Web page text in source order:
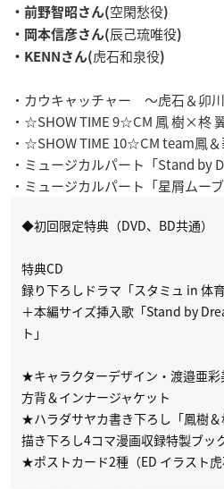
・前野智昭さん(空閑愁役)
・岡本信彦さん(辰己琉唯役)
・KENNさん(虎石和泉役)
・カウキャッチャー ～虎石＆卯
・☆SHOW TIME 9☆CM 鳳 樹×柊
・☆SHOW TIME 10☆CM team鳳
・ミュージカルパート「Stand by
・ミュージカルパート「星屑ムーブ
◆初回限定特典（DVD、BD共通）
特典CD
録り下ろしドラマ「スタミュ in 体
＋本編サイズ挿入歌「Stand by
ト」
★キャラクターデザイン・渡邉亜
方背＆インナージャケット
★ハラダサヤカ書き下ろし「鳳樹
描き下ろし4コマ漫画収録特製ブッ
★ポストカード2種（ED イラスト虎